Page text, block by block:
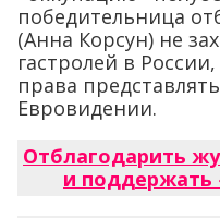
победительница
(Анна Корсун) не
гастролей в
права
Евровидении.
Отблагодарить
и поддержать